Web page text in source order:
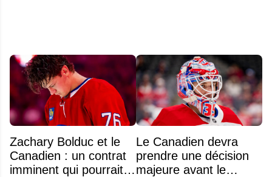
Zachary Bolduc et le
Canadien : un contrat
imminent qui pourrait
Le Canadien devra
prendre une décision
majeure avant le